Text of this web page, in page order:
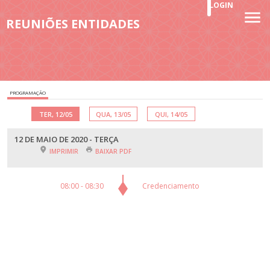
REUNIÕES ENTIDADES
LOGIN
PROGRAMAÇÃO
TER, 12/05 QUA, 13/05 QUI, 14/05
12 DE MAIO DE 2020 - TERÇA
IMPRIMIR BAIXAR PDF
08:00 - 08:30 Credenciamento